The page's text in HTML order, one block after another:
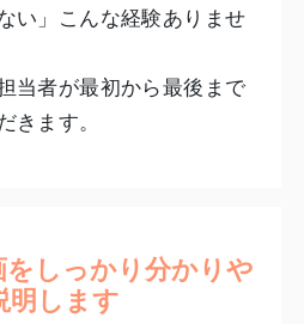
い」こんな経験ありませ
当者が最初から最後まで
きます。
をしっかり分かりや
明します